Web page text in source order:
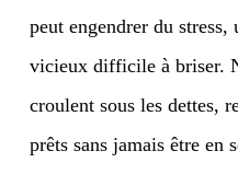
peut engendrer du stress,
vicieux difficile à briser.
croulent sous les dettes,
prêts sans jamais être en